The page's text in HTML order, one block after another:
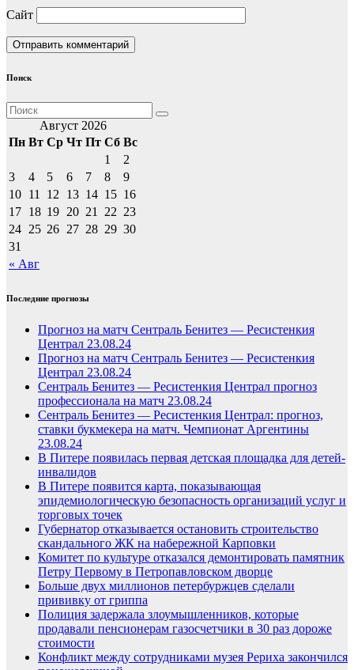
Сайт
Поиск
Август 2026
Пн Вт Ср Чт Пт Сб Вс
« Авг
1
2
3
4 5 6 7 8
9
10 11 12 13 14 15 16
17 18 19 20 21 22 23
24 25 26 27 28 29 30
31
Последние прогнозы
Прогноз на матч Сентраль Бенитез — Ресистенкия
Централ 23.08.24
Прогноз на матч Сентраль Бенитез — Ресистенкия
Централ 23.08.24
Сентраль Бенитез — Ресистенкия Централ прогноз
профессионала на матч 23.08.24
Сентраль Бенитез — Ресистенкия Централ: прогноз,
ставки букмекера на матч. Чемпионат Аргентины
23.08.24
В Питере появилась первая детская площадка для детей-
инвалидов
В Питере появится карта, показывающая
эпидемиологическую безопасность организаций услуг и
торговых точек
Губернатор отказывается остановить строительство
скандального ЖК на набережной Карповки
Комитет по культуре отказался демонтировать памятник
Петру Первому в Петропавловском дворце
Больше двух миллионов петербуржцев сделали
прививку от гриппа
Полиция задержала злоумышленников, которые
продавали пенсионерам газосчетчики в 30 раз дороже
стоимости
Конфликт между сотрудниками музея Рериха закончился